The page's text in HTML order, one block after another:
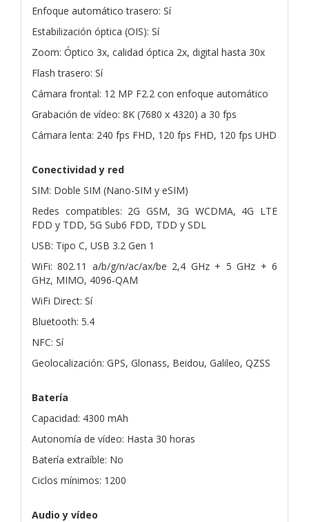
Enfoque automático trasero: Sí
Estabilización óptica (OIS): Sí
Zoom: Óptico 3x, calidad óptica 2x, digital hasta 30x
Flash trasero: Sí
Cámara frontal: 12 MP F2.2 con enfoque automático
Grabación de vídeo: 8K (7680 x 4320) a 30 fps
Cámara lenta: 240 fps FHD, 120 fps FHD, 120 fps UHD
Conectividad y red
SIM: Doble SIM (Nano-SIM y eSIM)
Redes compatibles: 2G GSM, 3G WCDMA, 4G LTE
FDD y TDD, 5G Sub6 FDD, TDD y SDL
USB: Tipo C, USB 3.2 Gen 1
WiFi: 802.11 a/b/g/n/ac/ax/be 2,4 GHz + 5 GHz + 6
GHz, MIMO, 4096-QAM
WiFi Direct: Sí
Bluetooth: 5.4
NFC: Sí
Geolocalización: GPS, Glonass, Beidou, Galileo, QZSS
Batería
Capacidad: 4300 mAh
Autonomía de vídeo: Hasta 30 horas
Batería extraíble: No
Ciclos mínimos: 1200
Audio y vídeo